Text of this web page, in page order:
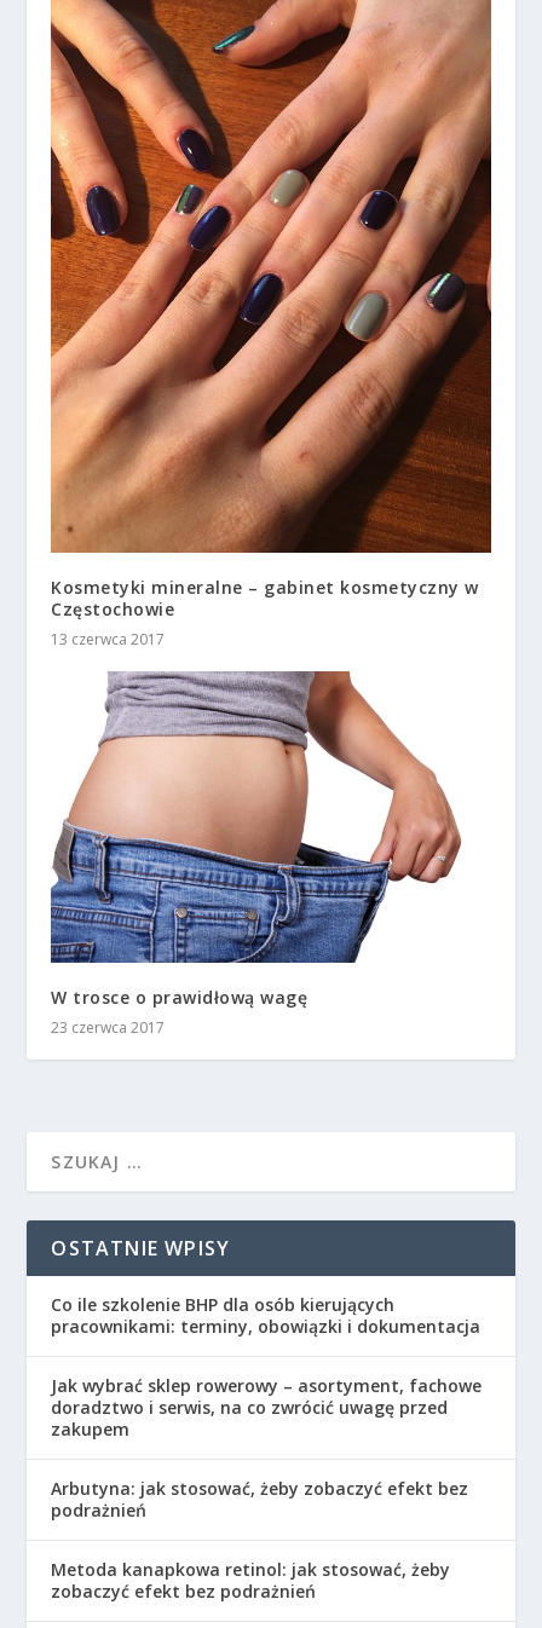
Kosmetyki mineralne – gabinet kosmetyczny w
Częstochowie
13 czerwca 2017
W trosce o prawidłową wagę
23 czerwca 2017
OSTATNIE WPISY
Co ile szkolenie BHP dla osób kierujących
pracownikami: terminy, obowiązki i dokumentacja
Jak wybrać sklep rowerowy – asortyment, fachowe
doradztwo i serwis, na co zwrócić uwagę przed
zakupem
Arbutyna: jak stosować, żeby zobaczyć efekt bez
podrażnień
Metoda kanapkowa retinol: jak stosować, żeby
zobaczyć efekt bez podrażnień